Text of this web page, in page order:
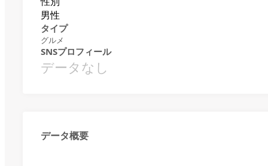
男性
タイプ
グルメ
SNSプロフィール
データなし
データ概要